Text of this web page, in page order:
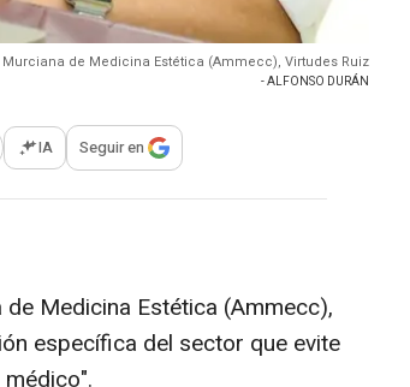
de Medicina Estética (Ammecc), Virtudes Ruiz
- ALFONSO DURÁN
opciones para compartir
IA Seguir en
Medicina Estética (Ammecc),
específica del sector que evite